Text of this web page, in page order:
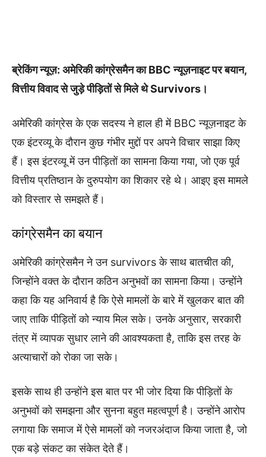
ब्रेकिंग न्यूज़: अमेरिकी कांग्रेसमैन का BBC न्यूज़नाइट पर बयान,
वित्तीय विवाद से जुड़े पीड़ितों से मिले थे Survivors।
अमेरिकी कांग्रेस के एक सदस्य ने हाल ही में BBC न्यूज़नाइट के
एक इंटरव्यू के दौरान कुछ गंभीर मुद्दों पर अपने विचार साझा किए
हैं। इस इंटरव्यू में उन पीड़ितों का सामना किया गया, जो एक पूर्व
वित्तीय प्रतिष्ठान के दुरुपयोग का शिकार रहे थे। आइए इस मामले
को विस्तार से समझते हैं।
कांग्रेसमैन का बयान
अमेरिकी कांग्रेसमैन ने उन survivors के साथ बातचीत की,
जिन्होंने वक्त के दौरान कठिन अनुभवों का सामना किया। उन्होंने
कहा कि यह अनिवार्य है कि ऐसे मामलों के बारे में खुलकर बात की
जाए ताकि पीड़ितों को न्याय मिल सके। उनके अनुसार, सरकारी
तंत्र में व्यापक सुधार लाने की आवश्यकता है, ताकि इस तरह के
अत्याचारों को रोका जा सके।
इसके साथ ही उन्होंने इस बात पर भी जोर दिया कि पीड़ितों के
अनुभवों को समझना और सुनना बहुत महत्वपूर्ण है। उन्होंने आरोप
लगाया कि समाज में ऐसे मामलों को नजरअंदाज किया जाता है, जो
एक बड़े संकट का संकेत देते हैं।